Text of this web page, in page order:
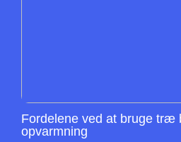
Fordelene ved at bruge træ
opvarmning